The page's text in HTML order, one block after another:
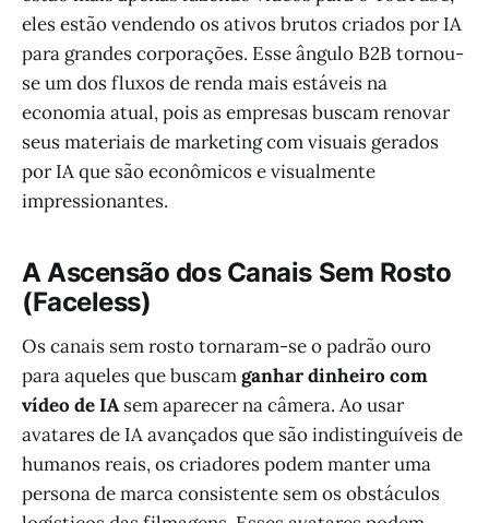
eles estão vendendo os ativos brutos criados por IA
para grandes corporações. Esse ângulo B2B tornou-
se um dos fluxos de renda mais estáveis na
economia atual, pois as empresas buscam renovar
seus materiais de marketing com visuais gerados
por IA que são econômicos e visualmente
impressionantes.
A Ascensão dos Canais Sem Rosto
(Faceless)
Os canais sem rosto tornaram-se o padrão ouro
para aqueles que buscamganhar dinheiro com
vídeo de IAsem aparecer na câmera. Ao usar
avatares de IA avançados que são indistinguíveis de
humanos reais, os criadores podem manter uma
persona de marca consistente sem os obstáculos